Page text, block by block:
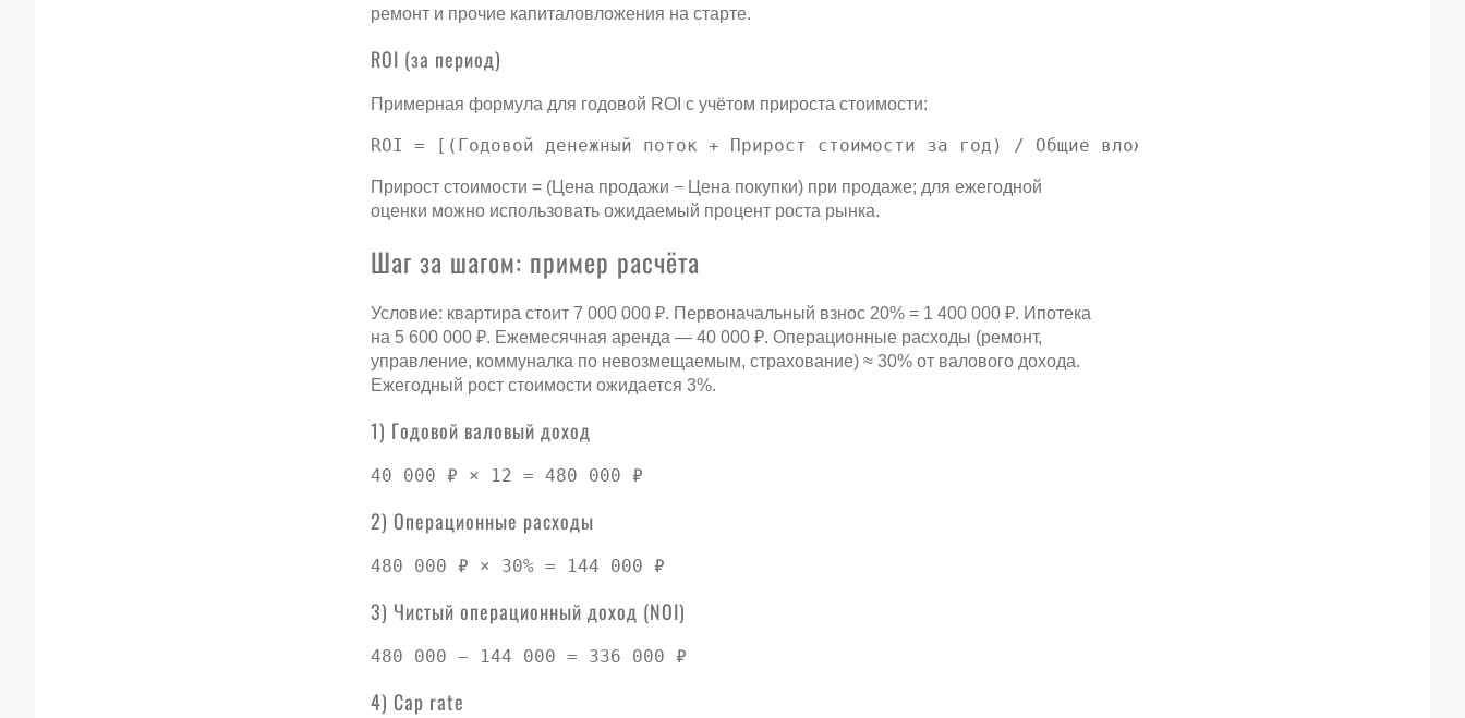
ремонт и прочие капиталовложения на старте.
ROI (за период)
Примерная формула для годовой ROI с учётом прироста стоимости:
ROI = [(Годовой денежный поток + Прирост стоимости за год) / Общие вложения] × 100%
Прирост стоимости = (Цена продажи − Цена покупки) при продаже; для ежегодной
оценки можно использовать ожидаемый процент роста рынка.
Шаг за шагом: пример расчёта
Условие: квартира стоит 7 000 000 ₽. Первоначальный взнос 20% = 1 400 000 ₽. Ипотека
на 5 600 000 ₽. Ежемесячная аренда — 40 000 ₽. Операционные расходы (ремонт,
управление, коммуналка по невозмещаемым, страхование) ≈ 30% от валового дохода.
Ежегодный рост стоимости ожидается 3%.
1) Годовой валовый доход
40 000 ₽ × 12 = 480 000 ₽
2) Операционные расходы
480 000 ₽ × 30% = 144 000 ₽
3) Чистый операционный доход (NOI)
480 000 − 144 000 = 336 000 ₽
4) Cap rate